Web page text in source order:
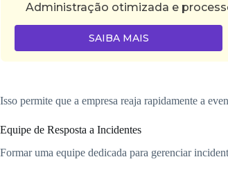
Administração otimizada e
SAIBA MAIS
Isso permite que a empresa reaja rapidamente a
Equipe de Resposta a Incidentes
Formar uma equipe dedicada para gerenciar